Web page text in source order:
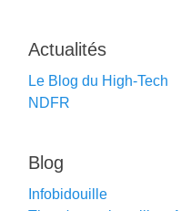
Actualités
Le Blog du High-Tech
NDFR
Blog
Infobidouille